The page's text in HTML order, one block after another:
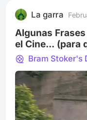
septiembre del
Luna: la Luna
vieron por
La garra
Algunas
el Cine... (para
Bram Stoker's